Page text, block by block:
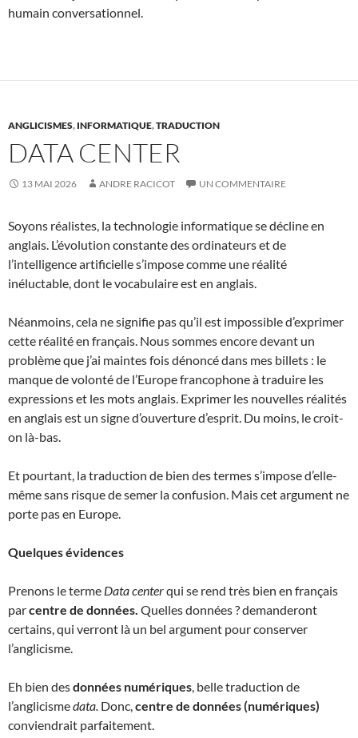
humain conversationnel.
ANGLICISMES, INFORMATIQUE,TRADUCTION
DATA CENTER
13 MAI 2026 ANDRE RACICOT UN COMMENTAIRE
Soyons réalistes, la technologie informatique se décline en
anglais. L’évolution constante des ordinateurs et de
l’intelligence artificielle s’impose comme une réalité
inéluctable, dont le vocabulaire est en anglais.
Néanmoins, cela ne signifie pas qu’il est impossible d’exprimer
cette réalité en français. Nous sommes encore devant un
problème que j’ai maintes fois dénoncé dans mes billets : le
manque de volonté de l’Europe francophone à traduire les
expressions et les mots anglais. Exprimer les nouvelles réalités
en anglais est un signe d’ouverture d’esprit. Du moins, le croit-
on là-bas.
Et pourtant, la traduction de bien des termes s’impose d’elle-
même sans risque de semer la confusion. Mais cet argument ne
porte pas en Europe.
Quelques évidences
Prenons le terme Data centerqui se rend très bien en français
parcentre de données. Quelles données ? demanderont
certains, qui verront là un bel argument pour conserver
l’anglicisme.
Eh bien desdonnées numériques, belle traduction de
l’anglicismedata. Donc,centre de données (numériques)
conviendrait parfaitement.